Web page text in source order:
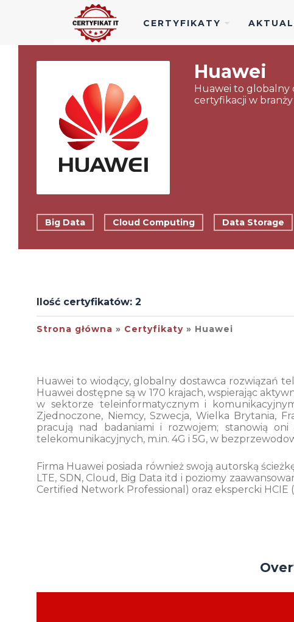
CERTYFIKATY
Huawei
Huawei to globalny
certyfikacji w branży
Big Data Cloud Computing Data Storage
Ilość certyfikatów: 2
Strona główna Certyfikaty Huawei
Huawei to wiodący, globalny dostawca rozwiązań
Huawei dostępne są w 170 krajach, wspierając
w sektorze teleinformatycznym i
Zjednoczone, Niemcy, Szwecja, Wielka Brytania,
pracują nad badaniami i rozwojem; stanowią
telekomunikacyjnych, m.in. 4G i 5G, w
Firma Huawei posiada również swoją autorską
LTE, SDN, Cloud, Big Data itd i poziomy
Certified Network Professional) oraz ekspercki